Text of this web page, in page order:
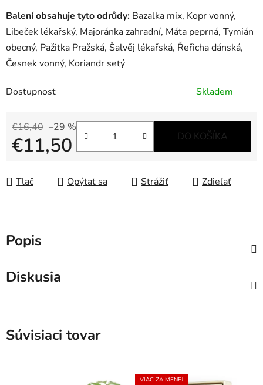
Balení obsahuje tyto odrůdy: Bazalka mix, Kopr vonný,
Libeček lékařský, Majoránka zahradní, Máta peprná, Tymián
obecný, Pažitka Pražská, Šalvěj lékařská, Řeřicha dánská,
Česnek vonný, Koriandr setý
Dostupnosť Skladem
€16,40 –29 %
€11,50 DO KOŠÍKA
Tlač Opýtať sa Strážiť Zdieľať
Popis
Diskusia
Súvisiaci tovar
VIAC ZA MENEJ